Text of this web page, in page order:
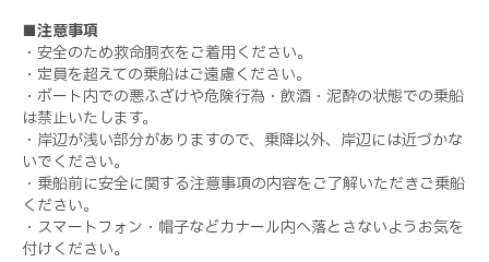
■注意事項
・安全のため救命胴衣をご着用ください。
・定員を超えての乗船はご遠慮ください。
・ボート内での悪ふざけや危険行為・飲酒・泥酔の状態での乗船
は禁止いたします。
・岸辺が浅い部分がありますので、乗降以外、岸辺には近づかな
いでください。
・乗船前に安全に関する注意事項の内容をご了解いただきご乗船
ください。
・スマートフォン・帽子などカナール内へ落とさないようお気を
付けください。